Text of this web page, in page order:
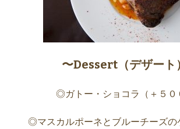
〜Dessert（デザート
◎ガトー・ショコラ（＋５０
◎マスカルポーネとブルーチーズの